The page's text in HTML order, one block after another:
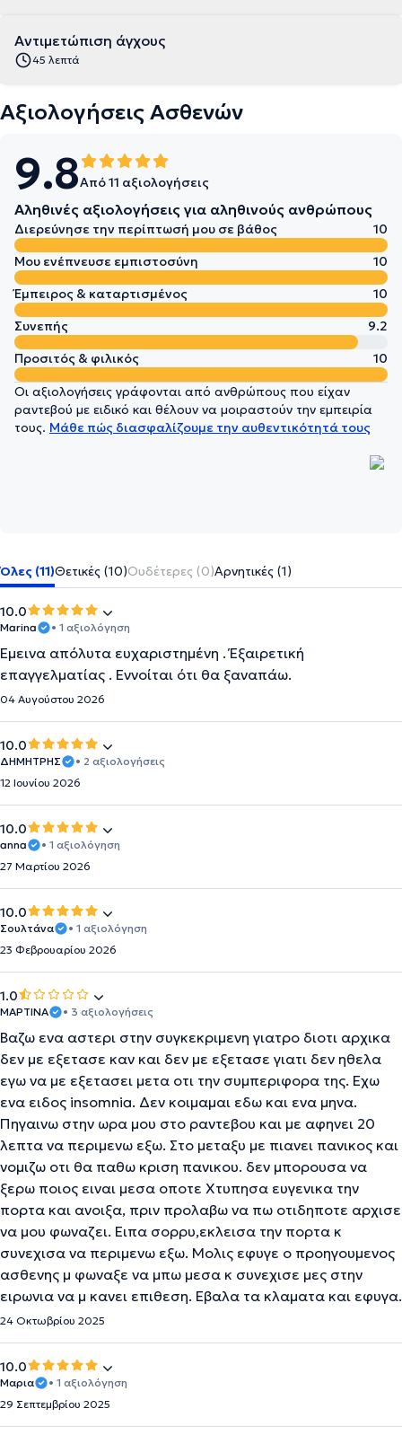
Αντιμετώπιση άγχους
45 λεπτά
Αξιολογήσεις Ασθενών
9.8Από 11 αξιολογήσεις
Αληθινές αξιολογήσεις για αληθινούς ανθρώπους
Διερεύνησε την περίπτωσή μου σε βάθος
10
Μου ενέπνευσε εμπιστοσύνη
10
Έμπειρος & καταρτισμένος
10
Συνεπής
9.2
Προσιτός & φιλικός
10
Οι αξιολογήσεις γράφονται από ανθρώπους που είχαν
ραντεβού με ειδικό και θέλουν να μοιραστούν την εμπειρία
τους. Μάθε πώς διασφαλίζουμε την αυθεντικότητά τους
Όλες (11)Θετικές (10)Ουδέτερες (0)Αρνητικές (1)
10.0
Marina • 1 αξιολόγηση
Έμεινα απόλυτα ευχαριστημένη . Έξαιρετική
επαγγελματίας . Εννοίται ότι θα ξαναπάω.
04 Αυγούστου 2026
10.0
ΔΗΜΗΤΡΗΣ
• 2 αξιολογήσεις
12 Ιουνίου 2026
10.0
anna
• 1 αξιολόγηση
27 Μαρτίου 2026
10.0
Σουλτάνα
• 1 αξιολόγηση
23 Φεβρουαρίου 2026
1.0
ΜΑΡΤΙΝΑ • 3 αξιολογήσεις
Βαζω ενα αστερι στην συγκεκριμενη γιατρο διοτι αρχικα
δεν με εξετασε καν και δεν με εξετασε γιατι δεν ηθελα
εγω να με εξετασει μετα οτι την συμπεριφορα της. Εχω
ενα ειδος insomnia. Δεν κοιμαμαι εδω και ενα μηνα.
Πηγαινω στην ωρα μου στο ραντεβου και με αφηνει 20
λεπτα να περιμενω εξω. Στο μεταξυ με πιανει πανικος και
νομιζω οτι θα παθω κριση πανικου. δεν μπορουσα να
ξερω ποιος ειναι μεσα οποτε Χτυπησα ευγενικα την
πορτα και ανοιξα, πριν προλαβω να πω οτιδηποτε αρχισε
να μου φωναζει. Ειπα σορρυ,εκλεισα την πορτα κ
συνεχισα να περιμενω εξω. Μολις εφυγε ο προηγουμενος
ασθενης μ φωναξε να μπω μεσα κ συνεχισε μες στην
ειρωνια να μ κανει επιθεση. Εβαλα τα κλαματα και εφυγα.
24 Οκτωβρίου 2025
10.0
Μαρια
• 1 αξιολόγηση
29 Σεπτεμβρίου 2025